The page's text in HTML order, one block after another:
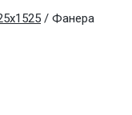
/ Фанера